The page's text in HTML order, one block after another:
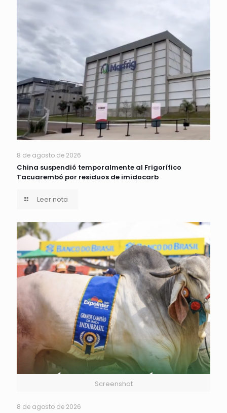
8 de agosto de 2026
China suspendió temporalmente al Frigorífico
Tacuarembó por residuos de imidocarb
Leer nota
Screenshot
8 de agosto de 2026